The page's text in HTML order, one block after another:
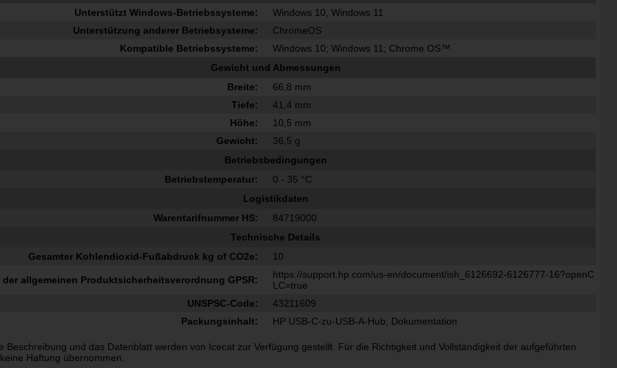
Unterstützt Windows-Betriebssysteme:
Windows 10, Windows 11
Unterstützung anderer Betriebsysteme:
ChromeOS
Kompatible Betriebssysteme:
Windows 10; Windows 11; Chrome OS™
Gewicht und Abmessungen
Breite:
66,8 mm
Tiefe:
41,4 mm
Höhe:
10,5 mm
Gewicht:
36,5 g
Betriebsbedingungen
Betriebstemperatur:
0 - 35 °C
Logistikdaten
Warentarifnummer HS:
84719000
Technische Details
Gesamter Kohlendioxid-Fußabdruck kg of CO2e:
10
der allgemeinen Produktsicherheitsverordnung GPSR:
https://support.hp.com/us-en/document/ish_6126692-6126777-16?openC
LC=true
UNSPSC-Code:
43211609
Packungsinhalt:
HP USB-C-zu-USB-A-Hub; Dokumentation
Beschreibung und das Datenblatt werden von Icecat zur Verfügung gestellt. Für die Richtigkeit und Vollständigkeit der aufgeführten
Haftung übernommen.